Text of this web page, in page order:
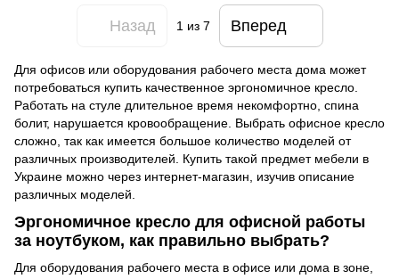
Назад 1из 7 Вперед
Для офисов или оборудования рабочего места дома может
потребоваться купить качественное эргономичное кресло.
Работать на стуле длительное время некомфортно, спина
болит, нарушается кровообращение. Выбрать офисное кресло
сложно, так как имеется большое количество моделей от
различных производителей. Купить такой предмет мебели в
Украине можно через интернет-магазин, изучив описание
различных моделей.
Эргономичное кресло для офисной работы
за ноутбуком, как правильно выбрать?
Для оборудования рабочего места в офисе или дома в зоне,